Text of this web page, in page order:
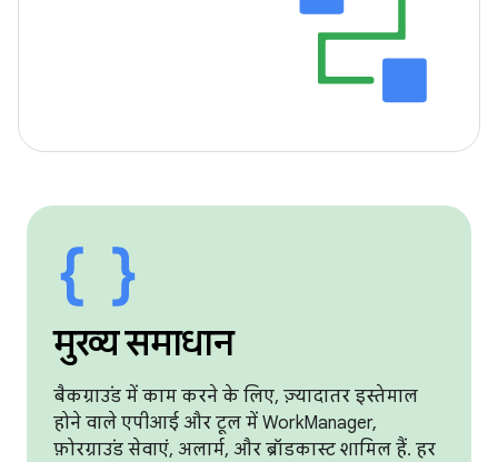
मुख्य समाधान
बैकग्राउंड में काम करने के लिए, ज़्यादातर इस्तेमाल
होने वाले एपीआई और टूल में WorkManager,
फ़ोरग्राउंड सेवाएं, अलार्म, और ब्रॉडकास्ट शामिल हैं. हर